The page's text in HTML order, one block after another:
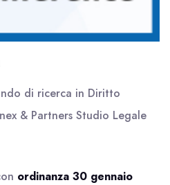
di ricerca in Diritto
& Partners Studio Legale
ordinanza 30 gennaio